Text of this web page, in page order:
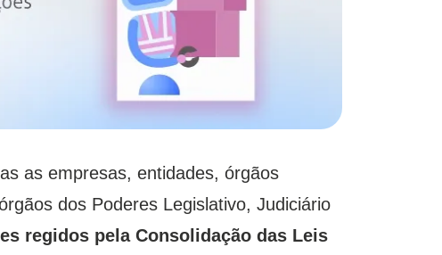
as empresas, entidades, órgãos
dos Poderes Legislativo, Judiciário
regidos pela Consolidação das Leis